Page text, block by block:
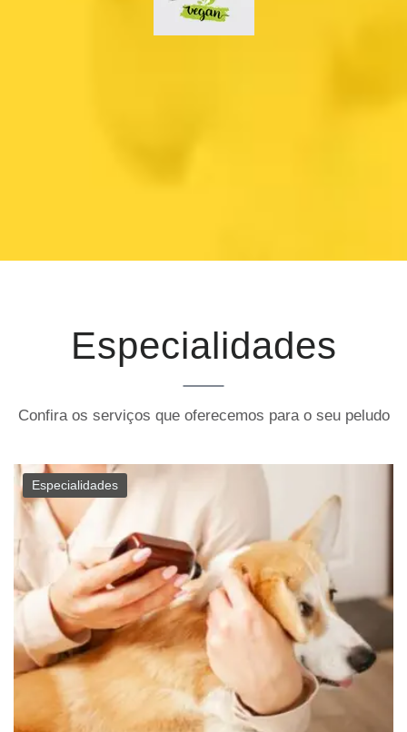
Especialidades
Confira os serviços que oferecemos para o seu peludo
Especialidades